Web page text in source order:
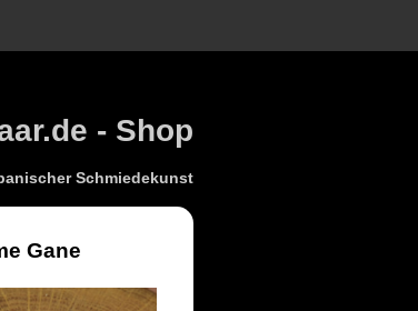
- Shop
Schmiedekunst
Gane